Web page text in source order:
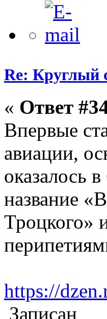
Re: Круглый
« Ответ
Впервые
авиации,
оказалось
название
Троцкого»
https://
Записан